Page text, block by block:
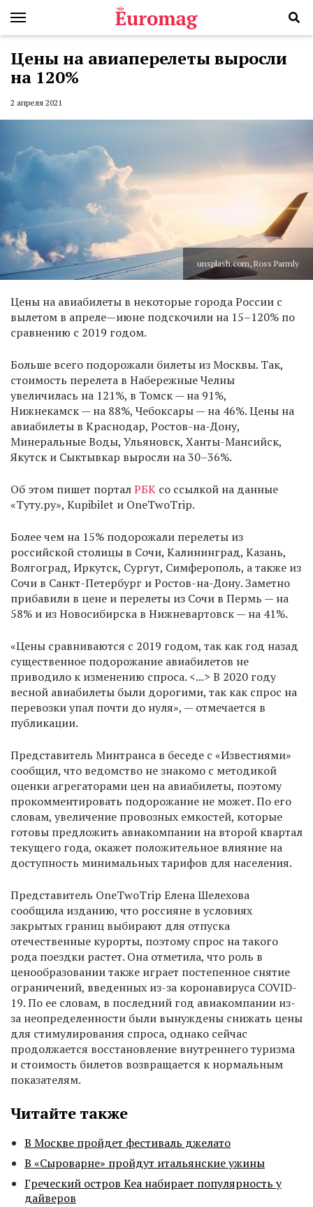
Цены на авиаперелеты выросли
на 120%
2 апреля 2021
unsplash.com, Ross Parmly
Цены на авиабилеты в некоторые города России с
вылетом в апреле—июне подскочили на 15–120% по
сравнению с 2019 годом.
Больше всего подорожали билеты из Москвы. Так,
стоимость перелета в Набережные Челны
увеличилась на 121%, в Томск — на 91%,
Нижнекамск — на 88%, Чебоксары — на 46%. Цены на
авиабилеты в Краснодар, Ростов-на-Дону,
Минеральные Воды, Ульяновск, Ханты-Мансийск,
Якутск и Сыктывкар выросли на 30–36%.
Об этом пишет порталРБК со ссылкой на данные
«Туту.ру», Кupibilet и OneTwoTrip.
Более чем на 15% подорожали перелеты из
российской столицы в Сочи, Калининград, Казань,
Волгоград, Иркутск, Сургут, Симферополь, а также из
Сочи в Санкт-Петербург и Ростов-на-Дону. Заметно
прибавили в цене и перелеты из Сочи в Пермь — на
58% и из Новосибирска в Нижневартовск — на 41%.
«Цены сравниваются с 2019 годом, так как год назад
существенное подорожание авиабилетов не
приводило к изменению спроса. <...> В 2020 году
весной авиабилеты были дорогими, так как спрос на
перевозки упал почти до нуля», — отмечается в
публикации.
Представитель Минтранса в беседе с «Известиями»
сообщил, что ведомство не знакомо с методикой
оценки агрегаторами цен на авиабилеты, поэтому
прокомментировать подорожание не может. По его
словам, увеличение провозных емкостей, которые
готовы предложить авиакомпании на второй квартал
текущего года, окажет положительное влияние на
доступность минимальных тарифов для населения.
Представитель OneTwoTrip Елена Шелехова
сообщила изданию, что россияне в условиях
закрытых границ выбирают для отпуска
отечественные курорты, поэтому спрос на такого
рода поездки растет. Она отметила, что роль в
ценообразовании также играет постепенное снятие
ограничений, введенных из-за коронавируса COVID-
19. По ее словам, в последний год авиакомпании из-
за неопределенности были вынуждены снижать цены
для стимулирования спроса, однако сейчас
продолжается восстановление внутреннего туризма
и стоимость билетов возвращается к нормальным
показателям.
Читайте также
В Москве пройдет фестиваль джелато
В «Сыроварне» пройдут итальянские ужины
Греческий остров Кеа набирает популярность у
дайверов